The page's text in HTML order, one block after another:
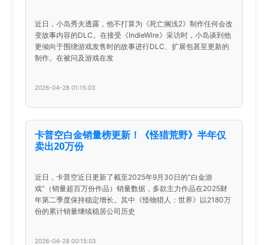
近日，小岛秀夫透露，他不打算为《死亡搁浅2》制作任何会改
变故事内容的DLC。在接受《IndieWire》采访时，小岛谈到他
更倾向于围绕游戏发售时的故事进行DLC、扩展包甚至更新的
制作。在被问及游戏在发
2026-04-28 01:15:03
卡普空白金销量榜更新！《怪猎荒野》半年仅
卖出20万份
近日，卡普空近日更新了截至2025年9月30日的“白金游
戏”（销量超百万份作品）销量数据，多款主力作品在2025财
年第二季度保持稳定增长。其中《怪物猎人：世界》以2180万
份的累计销量继续稳居公司历史
2026-04-28 00:15:03